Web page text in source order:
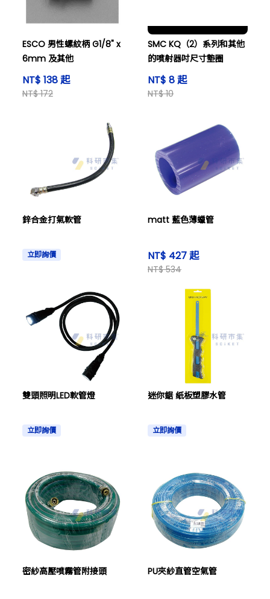
ESCO 男性螺紋柄 G1/8" x
6mm 及其他
NT$ 138 起
NT$ 172
SMC KQ（2）系列和其他
的噴射器吋尺寸墊圈
NT$ 8 起
NT$ 10
鋅合金打氣軟管
立即詢價
matt 藍色薄蠟管
NT$ 427 起
NT$ 534
雙頭照明LED軟管燈
立即詢價
迷你鋸 紙板塑膠水管
立即詢價
密紗高壓噴霧管附接頭 PU夾紗直管空氣管